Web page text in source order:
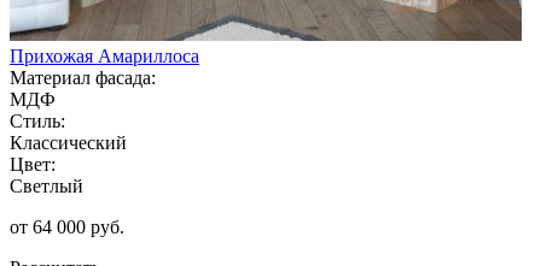
Прихожая Амариллоса
Материал фасада:
МДФ
Стиль:
Классический
Цвет:
Светлый
от 64 000 руб.